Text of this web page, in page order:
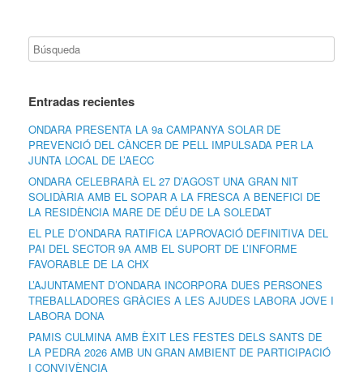
Entradas recientes
ONDARA PRESENTA LA 9a CAMPANYA SOLAR DE
PREVENCIÓ DEL CÀNCER DE PELL IMPULSADA PER LA
JUNTA LOCAL DE L’AECC
ONDARA CELEBRARÀ EL 27 D’AGOST UNA GRAN NIT
SOLIDÀRIA AMB EL SOPAR A LA FRESCA A BENEFICI DE
LA RESIDÈNCIA MARE DE DÉU DE LA SOLEDAT
EL PLE D’ONDARA RATIFICA L’APROVACIÓ DEFINITIVA DEL
PAI DEL SECTOR 9A AMB EL SUPORT DE L’INFORME
FAVORABLE DE LA CHX
L’AJUNTAMENT D’ONDARA INCORPORA DUES PERSONES
TREBALLADORES GRÀCIES A LES AJUDES LABORA JOVE I
LABORA DONA
PAMIS CULMINA AMB ÈXIT LES FESTES DELS SANTS DE
LA PEDRA 2026 AMB UN GRAN AMBIENT DE PARTICIPACIÓ
I CONVIVÈNCIA